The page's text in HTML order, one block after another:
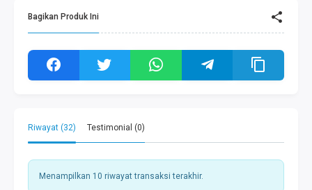
Bagikan Produk Ini
Riwayat (32) Testimonial (0)
Menampilkan 10 riwayat transaksi terakhir.